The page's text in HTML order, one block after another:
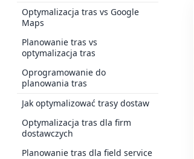
Optymalizacja tras vs Google
Maps
Planowanie tras vs
optymalizacja tras
Oprogramowanie do
planowania tras
Jak optymalizować trasy dostaw
Optymalizacja tras dla firm
dostawczych
Planowanie tras dla field service